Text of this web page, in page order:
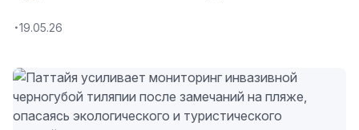
19.05.26